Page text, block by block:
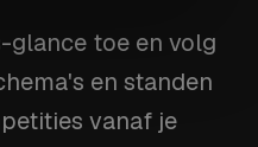
glance toe en volg
en standen
vanaf je